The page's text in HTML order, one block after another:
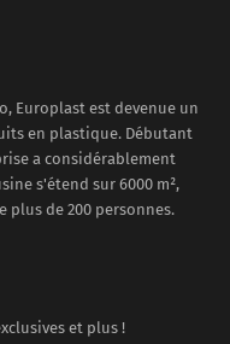
Europlast est devenue un
en plastique. Débutant
a considérablement
s'étend sur 6000 m²,
de 200 personnes.
et plus !